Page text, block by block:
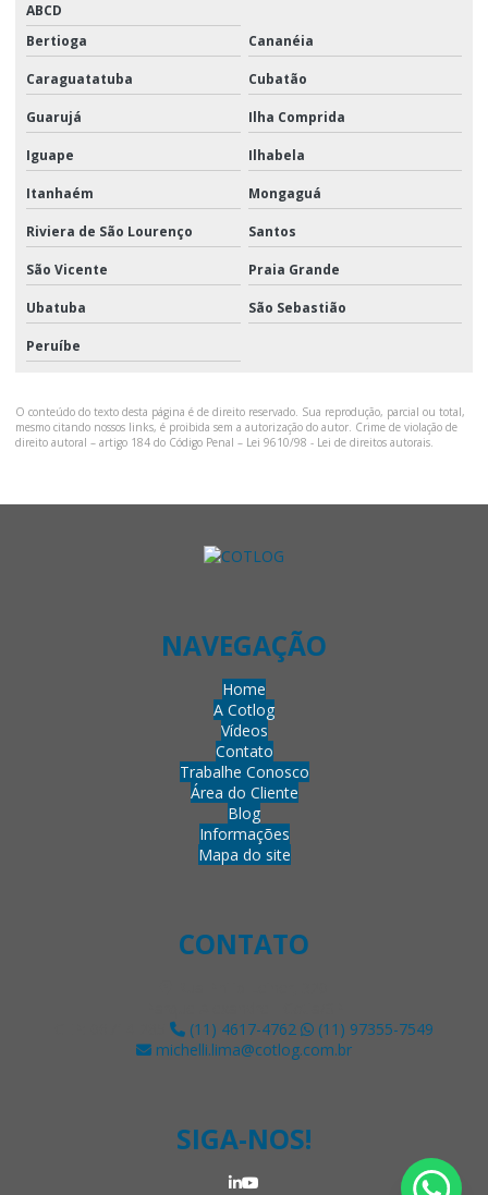
ABCD
Bertioga
Cananéia
Caraguatatuba Cubatão
Guarujá Ilha Comprida
Iguape Ilhabela
Itanhaém Mongaguá
Riviera de São Lourenço Santos
São Vicente Praia Grande
Ubatuba São Sebastião
Peruíbe
O conteúdo do texto desta página é de direito reservado. Sua reprodução, parcial ou total,
mesmo citando nossos links, é proibida sem a autorização do autor. Crime de violação de
direito autoral – artigo 184 do Código Penal – Lei 9610/98 - Lei de direitos autorais.
NAVEGAÇÃO
Home
A Cotlog
Vídeos
Contato
Trabalhe Conosco
Área do Cliente
Blog
Informações
Mapa do site
CONTATO
(11) 4617-4762
(11) 97355-7549
michelli.lima@cotlog.com.br
SIGA-NOS!